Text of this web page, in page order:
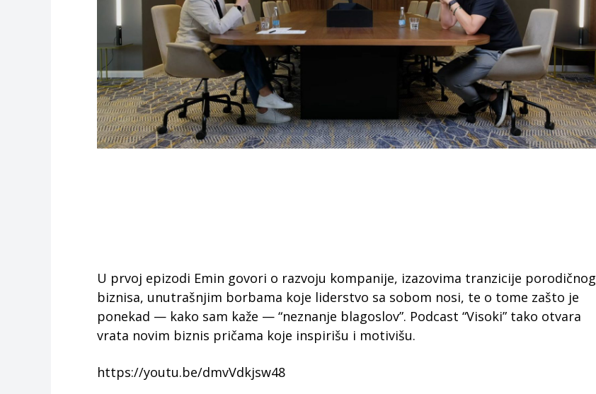
U prvoj epizodi Emin govori o razvoju kompanije, izazovima tranzicije porodičnog
biznisa, unutrašnjim borbama koje liderstvo sa sobom nosi, te o tome zašto je
ponekad — kako sam kaže — “neznanje blagoslov”. Podcast “Visoki” tako otvara
vrata novim biznis pričama koje inspirišu i motivišu.
https://youtu.be/dmvVdkjsw48